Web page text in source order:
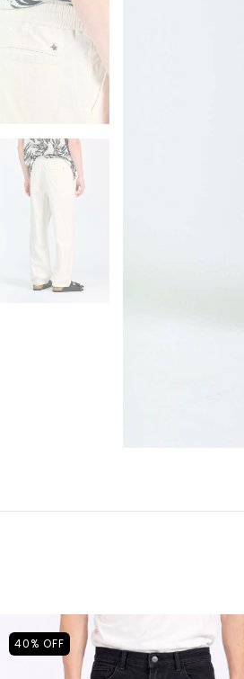
40% OFF